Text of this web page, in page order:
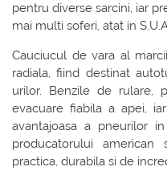
pentru diverse sarcini, iar
mai multi soferi, atat in
Cauciucul de vara al
radiala, fiind destinat
urilor. Benzile de rulare,
evacuare fiabila a apei,
avantajoasa a pneurilor
producatorului
practica, durabila si de